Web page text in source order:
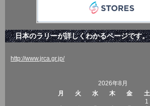
日本のラリーが詳しくわかるページです。
http://www.jrca.gr.jp/
2026年8月
月
火 水 木 金 土
1